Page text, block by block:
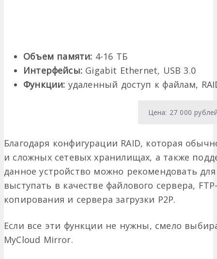
Объем памяти: 4-16 ТБ
Интерфейсы:Gigabit Ethernet, USB 3.0
Функции: удаленный доступ к файлам,
Цена: 27 000
Благодаря конфигурации RAID, которая
и сложных сетевых хранилищах, а также
данное устройство можно рекомендовать
выступать в качестве файлового сервера,
копирования и сервера загрузки P2P.
Если все эти функции не нужны, смело
MyCloud Mirror.